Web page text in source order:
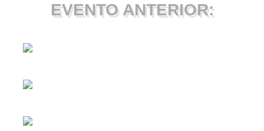
EVENTO ANTERIOR: